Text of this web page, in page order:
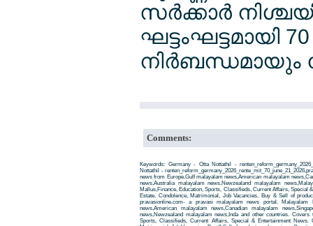
സര്‍ക്കാര്‍
ഘട്ടംഘട്ടമായി
നിര്‍ബന്ധമായും
Comments:
Keywords: Germany - Otta Nottathil -
Nottathil -
news from Europe,Gulf malayalam news,American malayalam
news,Australia malayalam news,Newzealand malayalam
Mallus,Finance, Education, Sports, Classifieds, Current Affairs, Special
Estate, Condolence, Matrimonial, Job Vacancies, Buy & Sell of
pravasionline.com- a pravasi malayalam news portal. Malayalam
news,American malayalam news,Canadian malayalam
news,Newzealand malayalam news,Inda and other countries.
Sports, Classifieds, Current Affairs, Special & Entertainment News.